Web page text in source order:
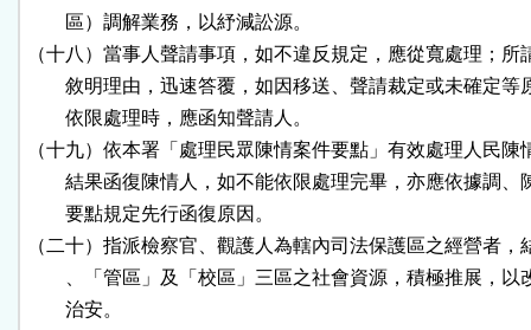
        區）調解業務，以紓減訟源。
（十八）當事人聲請事項，如不違反規定，應從寬處理；所
敘明理由，迅速答覆，如因移送、聲請裁定或未確定等
        依限處理時，應函知聲請人。
（十九）依本署「處理民眾陳情案件要點」有效處理人民陳
結果函復陳情人，如不能依限處理完畢，亦應依據調、
        要點規定先行函復原因。
（二十）指派檢察官、觀護人為轄內司法保護區之經營者，
、「管區」及「校區」三區之社會資源，積極推展，以
        治安。